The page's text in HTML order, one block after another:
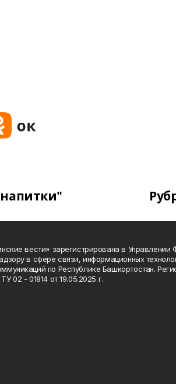
вести» зарегистрирована в Управлении
в сфере связи, информационных
по Республике Башкортостан.
02 - 01814 от 19.05.2025 г.